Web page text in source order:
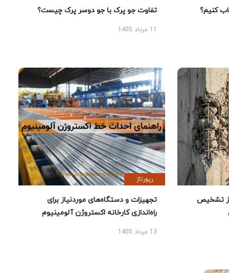
کنیم؟ تفاوت جو پرک با جو دوسر پرک چیست؟
تشخیص
رپورتاژ
تجهیزات و دستگاه‌های موردنیاز برای
راه‌اندازی کارخانه اکستروژن آلومینیوم
13 مرداد 1405